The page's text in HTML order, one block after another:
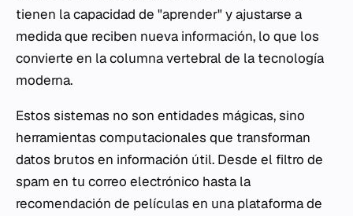
tienen la capacidad de "aprender" y ajustarse a
medida que reciben nueva información, lo que los
convierte en la columna vertebral de la tecnología
moderna.
Estos sistemas no son entidades mágicas, sino
herramientas computacionales que transforman
datos brutos en información útil. Desde el filtro de
spam en tu correo electrónico hasta la
recomendación de películas en una plataforma de